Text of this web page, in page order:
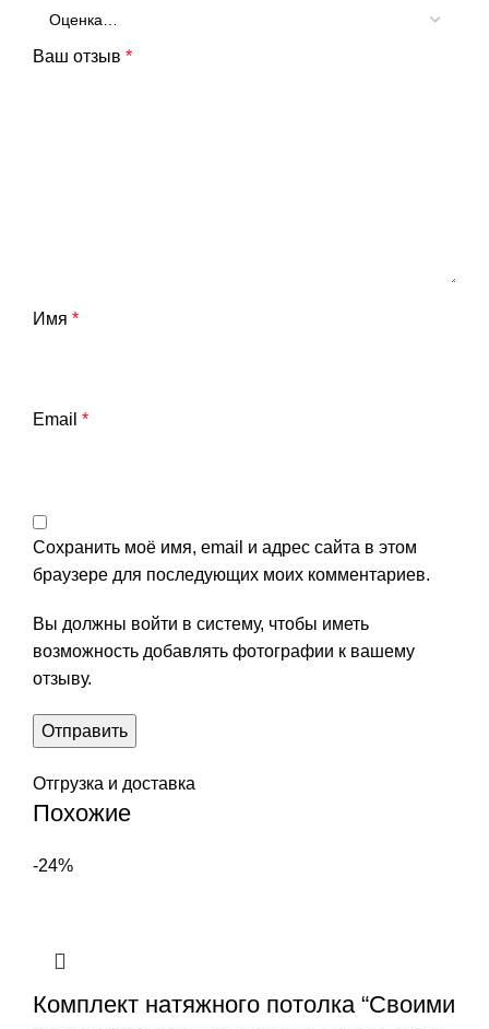
Ваш отзыв *
Имя *
Email *
Сохранить моё имя, email и адрес сайта в этом
браузере для последующих моих комментариев.
Вы должны войти в систему, чтобы иметь
возможность добавлять фотографии к вашему
отзыву.
Отгрузка и доставка
Похожие
-24%
Комплект натяжного потолка “Своими